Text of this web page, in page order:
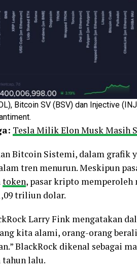
Bitcoin SV (BSV) dan Injective
Tesla Milik Elon Musk Masih
Bitcoin Sistemi, dalam grafik
tren menurun. Meskipun
token, pasar kripto memperoleh
triliun dolar.
Larry Fink mengatakan
kita alami, orang-orang
BlackRock dikenal sebagai
tahun lalu.